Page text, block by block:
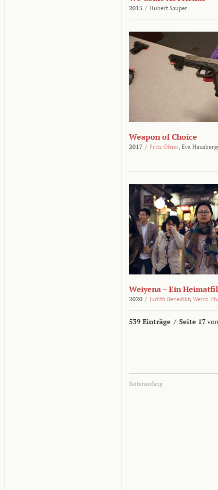
2013 / Hubert Sauper
Weapon of Choice
2017 / Fritz Ofner, Eva
Weiyena – Ein
2020 / Judith Benedikt, Weina
539 Einträge / Seite 17
Seitenanfang